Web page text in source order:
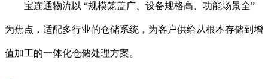
宝连通物流以 “规模笼盖广、设备规格高、功能场景全”
为焦点，适配多行业的仓储系统，为客户供给从根本存储到增
值加工的一体化仓储处理方案。